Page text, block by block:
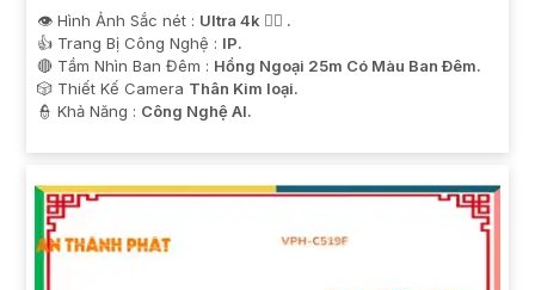
👁 Hình Ảnh Sắc nét : Ultra 4k 👍🏾 .
👍 Trang Bị Công Nghệ : IP.
🔴 Tầm Nhìn Ban Đêm : Hồng Ngoại 25m Có Màu Ban Ðêm.
🎲 Thiết Kế Camera Thân Kim loại.
️👮 Khả Năng : Công Nghệ AI.